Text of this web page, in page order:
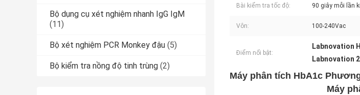
Bộ dụng cụ xét nghiệm nhanh IgG IgM
(11)
Bộ xét nghiệm PCR Monkey đậu (5)
Bộ kiểm tra nồng độ tinh trùng (2)
Bài kiểm tra tốc độ: 90 giây mỗi lần
Vôn: 100-240Vac
Điểm nổi bật:
Labnovation
Labnovation
Máy phân tích HbA1c
Máy